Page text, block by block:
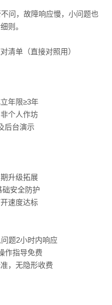
问，故障响应慢，小问题也
则。
清单（直接对照用）
年限≥3年
个人作坊
后台演示
升级拓展
础安全防护
速度达标
题2小时内响应
作指导免费
，无隐形收费